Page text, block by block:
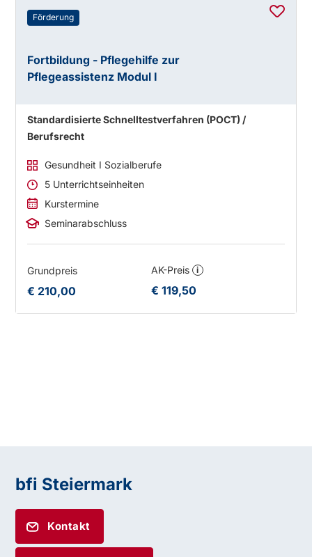
Förderung
Fortbildung - Pflegehilfe zur
Pflegeassistenz Modul I
Standardisierte Schnelltestverfahren (POCT) /
Berufsrecht
Gesundheit I Sozialberufe
5 Unterrichtseinheiten
Kurstermine
Seminarabschluss
Grundpreis
€ 210,00
AK-Preis i
€ 119,50
bfi Steiermark
Kontakt